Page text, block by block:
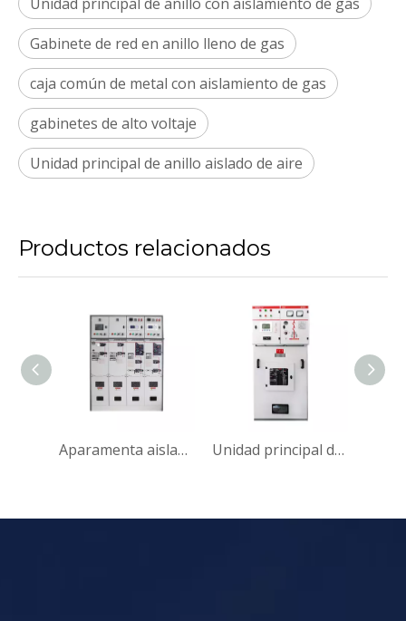
Gabinete de red en anillo lleno de gas
caja común de metal con aislamiento de gas
gabinetes de alto voltaje
Unidad principal de anillo aislado de aire
Productos relacionados
Aparamenta aislada con gas SF6 de unidad principal de anillo de 12 kV Unidad principal de anillo encerrado en metal de 35 kV